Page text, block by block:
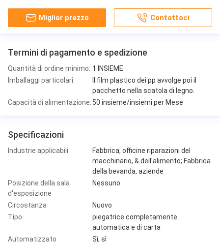
Miglior prezzo Contattaci
Termini di pagamento e spedizione
Quantità di ordine minimo: 1 INSIEME
Imballaggi particolari:
Il film plastico dei pp avvolge poi il
pacchetto nella scatola di legno.
Capacità di alimentazione: 50 insieme/insiemi per Mese
Specificazioni
Industrie applicabili
Fabbrica, officine riparazioni del
macchinario, & dell'alimento; Fabbrica
della bevanda, aziende
Posizione della sala
d'esposizione
Nessuno
Circostanza
Nuovo
Tipo
piegatrice completamente
automatica e di carta
Automatizzato
Sì, sì